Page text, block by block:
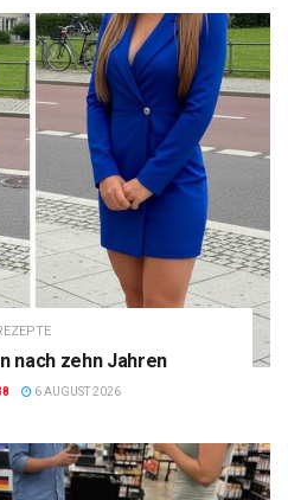
nach zehn Jahren
6 AUGUST 2026